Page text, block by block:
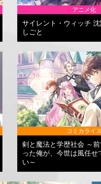
アニメ化
サイレント・ウィッチ
しごと
コミカライ
剣と魔法と学歴社会 ～
った俺が、今世は風任せ
い～